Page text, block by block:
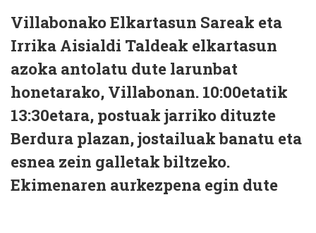
Villabonako Elkartasun Sareak eta
Irrika Aisialdi Taldeak elkartasun
azoka antolatu dute larunbat
honetarako, Villabonan. 10:00etatik
13:30etara, postuak jarriko dituzte
Berdura plazan, jostailuak banatu eta
esnea zein galletak biltzeko.
Ekimenaren aurkezpena egin dute